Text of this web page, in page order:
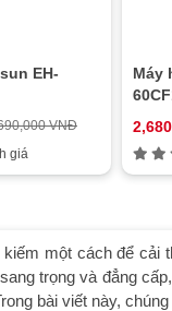
EH-
VNĐ
giá
Máy
một cách để cải
trọng và đẳng
bài viết này,